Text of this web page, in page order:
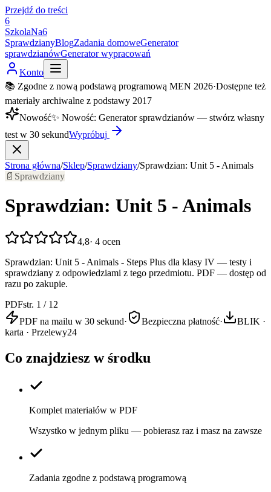
Przejdź do treści
6
SzkolaNa6
SprawdzianyBlogZadania domoweGenerator
sprawdzianówGenerator wypracowań
Konto
📚 Zgodne z nową podstawą programową MEN 2026·Dostępne też
materiały archiwalne z podstawy 2017
Nowość✨ Nowość: Generator sprawdzianów — stwórz własny
test w 30 sekundWypróbuj
Strona główna/Sklep/Sprawdziany/Sprawdzian: Unit 5 - Animals
📄 Sprawdziany
Sprawdzian: Unit 5 - Animals
4,8· 4 ocen
Sprawdzian: Unit 5 - Animals - Steps Plus dla klasy IV — testy i
sprawdziany z odpowiedziami z tego przedmiotu. PDF — dostęp od
razu po zakupie.
PDFstr. 1 / 12
PDF na mailu w 30 sekund· Bezpieczna płatność·
BLIK ·
karta · Przelewy24
Co znajdziesz w środku
Komplet materiałów w PDF
Wszystko w jednym pliku — pobierasz raz i masz na zawsze
Zadania zgodne z podstawą programową